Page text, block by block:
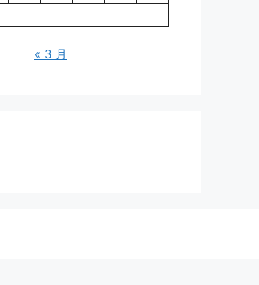
« 3 月